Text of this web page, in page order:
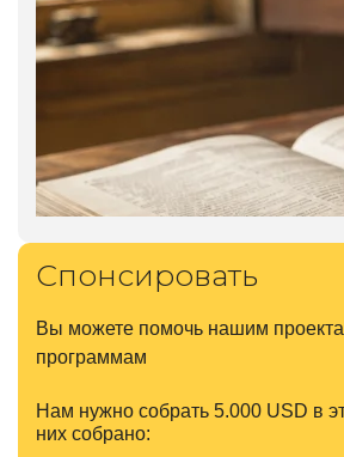
Спонсировать
Вы можете помочь нашим
программам
Нам нужно собрать 5.000 USD в
них собрано: